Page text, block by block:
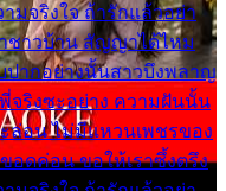
มจริงใจ ถ้ารักแล้วอย่า
ชาวบ้าน สัญญาได้ไหม
ปากอย่างนั้นสาวบึงพลาญ
จริงซะอย่าง ความฝันนั้น
ล่อน ไม่มีแหวนเพชรของ
อดค่อน ขอให้เราซึ้งตรึง